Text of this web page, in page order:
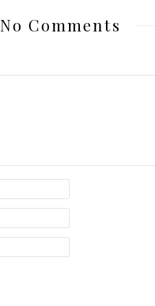
No Comments